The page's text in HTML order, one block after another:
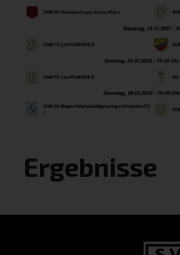
Ergebnisse